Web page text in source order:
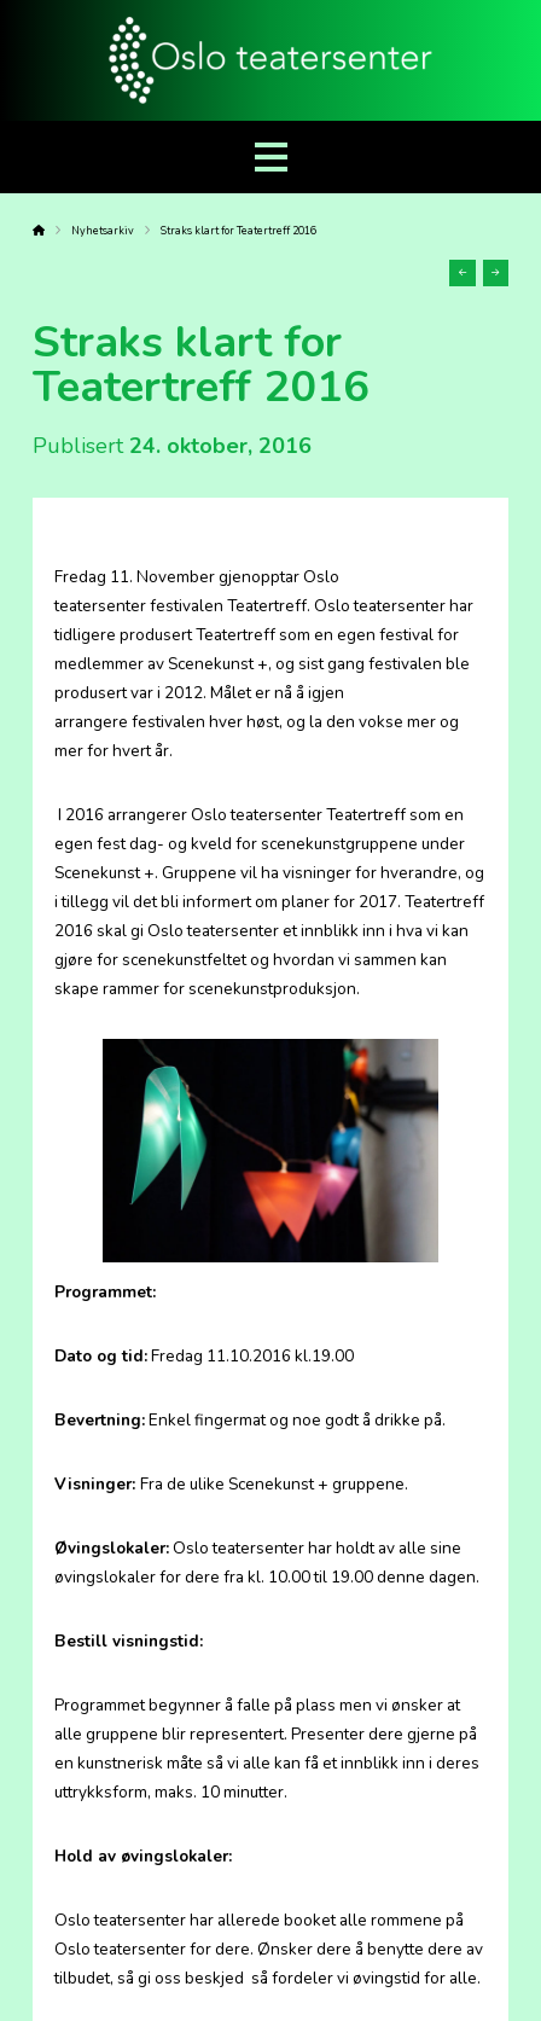
ForsideNyhetsarkiv Straks klart for Teatertreff 2016
Forrige Neste
Straks klart for
Teatertreff 2016
Publisert 24. oktober, 2016
Fredag 11. November gjenopptar Oslo
teatersenter festivalen Teatertreff. Oslo teatersenter har
tidligere produsert Teatertreff som en egen festival for
medlemmer av Scenekunst +, og sist gang festivalen ble
produsert var i 2012. Målet er nå å igjen
arrangere festivalen hver høst, og la den vokse mer og
mer for hvert år.
I 2016 arrangerer Oslo teatersenter Teatertreff som en
egen fest dag- og kveld for scenekunstgruppene under
Scenekunst +. Gruppene vil ha visninger for hverandre, og
i tillegg vil det bli informert om planer for 2017. Teatertreff
2016 skal gi Oslo teatersenter et innblikk inn i hva vi kan
gjøre for scenekunstfeltet og hvordan vi sammen kan
skape rammer for scenekunstproduksjon.
Programmet:
Dato og tid:Fredag 11.10.2016 kl.19.00
Bevertning:Enkel fingermat og noe godt å drikke på.
Visninger: Fra de ulike Scenekunst + gruppene.
Øvingslokaler:Oslo teatersenter har holdt av alle sine
øvingslokaler for dere fra kl. 10.00 til 19.00 denne dagen.
Bestill visningstid:
Programmet begynner å falle på plass men vi ønsker at
alle gruppene blir representert. Presenter dere gjerne på
en kunstnerisk måte så vi alle kan få et innblikk inn i deres
uttrykksform, maks. 10 minutter.
Hold av øvingslokaler:
Oslo teatersenter har allerede booket alle rommene på
Oslo teatersenter for dere. Ønsker dere å benytte dere av
tilbudet, så gi oss beskjed så fordeler vi øvingstid for alle.